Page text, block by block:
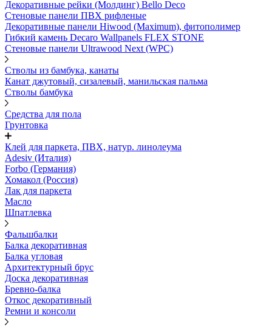
Декоративные рейки (Молдинг) Bello Deco
Стеновые панели ПВХ рифленые
Декоративные панели Hiwood (Maximum), фитополимер
Гибкий камень Decaro Wallpanels FLEX STONE
Стеновые панели Ultrawood Next (WPC)
Стволы из бамбука, канаты
Канат джутовый, сизалевый, манильская пальма
Стволы бамбука
Средства для пола
Грунтовка
Клей для паркета, ПВХ, натур. линолеума
Adesiv (Италия)
Forbo (Германия)
Хомакол (Россия)
Лак для паркета
Масло
Шпатлевка
Фальшбалки
Балка декоративная
Балка угловая
Архитектурный брус
Доска декоративная
Бревно-балка
Откос декоративный
Ремни и консоли